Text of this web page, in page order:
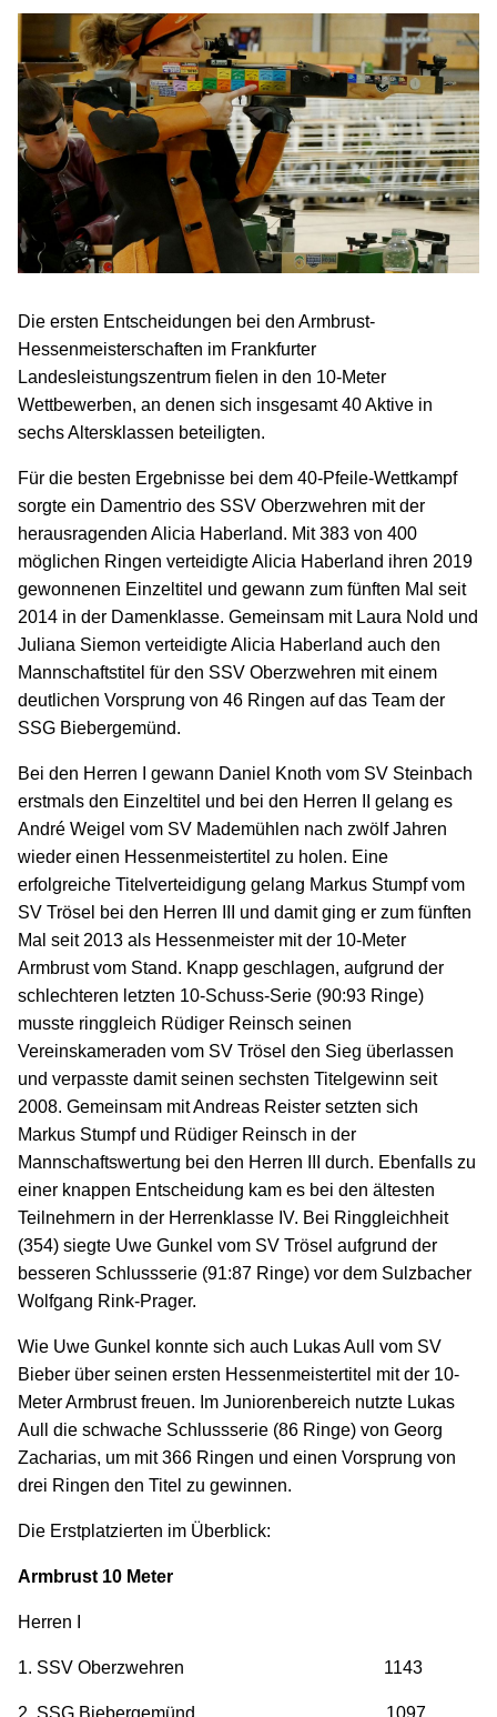
Die ersten Entscheidungen bei den Armbrust-
Hessenmeisterschaften im Frankfurter
Landesleistungszentrum fielen in den 10-Meter
Wettbewerben, an denen sich insgesamt 40 Aktive in
sechs Altersklassen beteiligten.
Für die besten Ergebnisse bei dem 40-Pfeile-Wettkampf
sorgte ein Damentrio des SSV Oberzwehren mit der
herausragenden Alicia Haberland. Mit 383 von 400
möglichen Ringen verteidigte Alicia Haberland ihren 2019
gewonnenen Einzeltitel und gewann zum fünften Mal seit
2014 in der Damenklasse. Gemeinsam mit Laura Nold und
Juliana Siemon verteidigte Alicia Haberland auch den
Mannschaftstitel für den SSV Oberzwehren mit einem
deutlichen Vorsprung von 46 Ringen auf das Team der
SSG Biebergemünd.
Bei den Herren I gewann Daniel Knoth vom SV Steinbach
erstmals den Einzeltitel und bei den Herren II gelang es
André Weigel vom SV Mademühlen nach zwölf Jahren
wieder einen Hessenmeistertitel zu holen. Eine
erfolgreiche Titelverteidigung gelang Markus Stumpf vom
SV Trösel bei den Herren III und damit ging er zum fünften
Mal seit 2013 als Hessenmeister mit der 10-Meter
Armbrust vom Stand. Knapp geschlagen, aufgrund der
schlechteren letzten 10-Schuss-Serie (90:93 Ringe)
musste ringgleich Rüdiger Reinsch seinen
Vereinskameraden vom SV Trösel den Sieg überlassen
und verpasste damit seinen sechsten Titelgewinn seit
2008. Gemeinsam mit Andreas Reister setzten sich
Markus Stumpf und Rüdiger Reinsch in der
Mannschaftswertung bei den Herren III durch. Ebenfalls zu
einer knappen Entscheidung kam es bei den ältesten
Teilnehmern in der Herrenklasse IV. Bei Ringgleichheit
(354) siegte Uwe Gunkel vom SV Trösel aufgrund der
besseren Schlussserie (91:87 Ringe) vor dem Sulzbacher
Wolfgang Rink-Prager.
Wie Uwe Gunkel konnte sich auch Lukas Aull vom SV
Bieber über seinen ersten Hessenmeistertitel mit der 10-
Meter Armbrust freuen. Im Juniorenbereich nutzte Lukas
Aull die schwache Schlussserie (86 Ringe) von Georg
Zacharias, um mit 366 Ringen und einen Vorsprung von
drei Ringen den Titel zu gewinnen.
Die Erstplatzierten im Überblick:
Armbrust 10 Meter
Herren I
1. SSV Oberzwehren 1143
2. SSG Biebergemünd 1097